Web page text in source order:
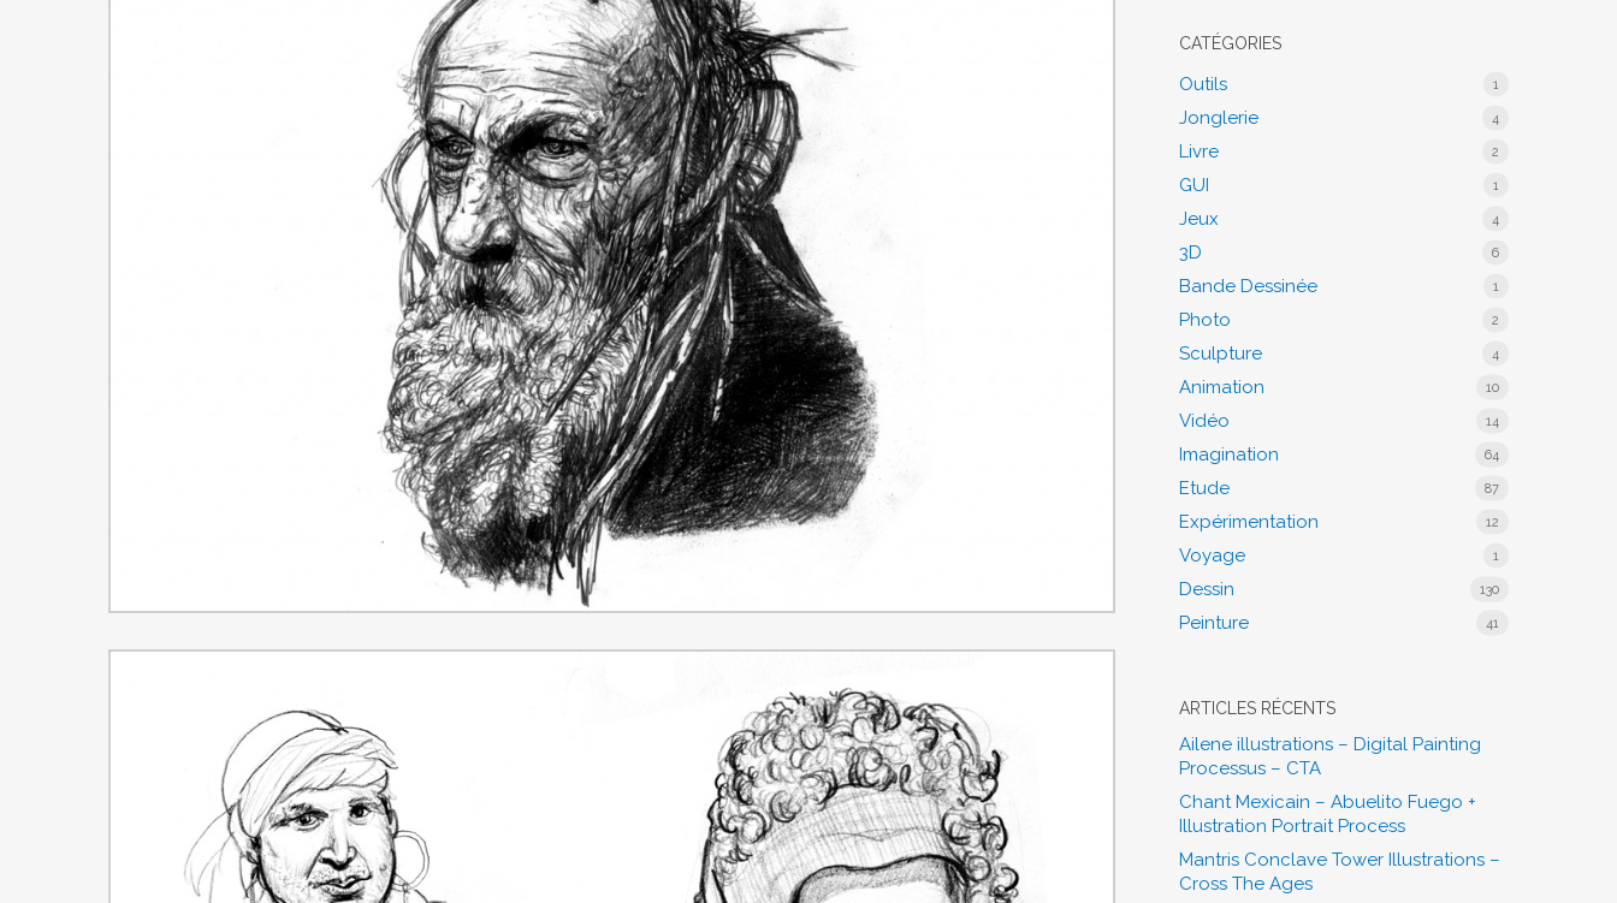
CATÉGORIES
Outils 1
Jonglerie 4
Livre 2
GUI 1
Jeux 4
3D 6
Bande Dessinée 1
Photo 2
Sculpture 4
Animation 10
Vidéo 14
Imagination 64
Etude 87
Expérimentation 12
Voyage 1
Dessin 130
Peinture 41
ARTICLES RÉCENTS
Ailene illustrations – Digital Painting
Processus – CTA
Chant Mexicain – Abuelito Fuego +
Illustration Portrait Process
Mantris Conclave Tower Illustrations –
Cross The Ages